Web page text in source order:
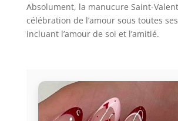
Absolument, la manucure Saint-
célébration de l’amour sous toutes
incluant l’amour de soi et l’amitié.